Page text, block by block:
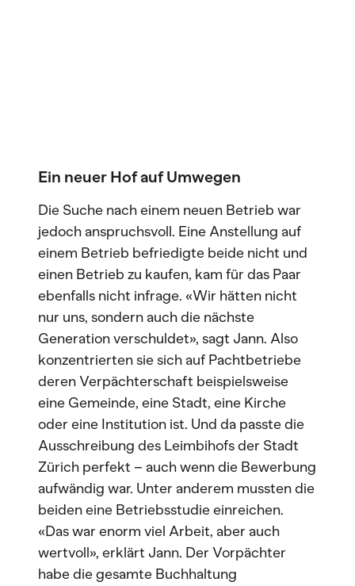
Ein neuer Hof auf Umwegen
Die Suche nach einem neuen Betrieb war
jedoch anspruchsvoll. Eine Anstellung auf
einem Betrieb befriedigte beide nicht und
einen Betrieb zu kaufen, kam für das Paar
ebenfalls nicht infrage. «Wir hätten nicht
nur uns, sondern auch die nächste
Generation verschuldet», sagt Jann. Also
konzentrierten sie sich auf Pachtbetriebe
deren Verpächterschaft beispielsweise
eine Gemeinde, eine Stadt, eine Kirche
oder eine Institution ist. Und da passte die
Ausschreibung des Leimbihofs der Stadt
Zürich perfekt – auch wenn die Bewerbung
aufwändig war. Unter anderem mussten die
beiden eine Betriebsstudie einreichen.
«Das war enorm viel Arbeit, aber auch
wertvoll», erklärt Jann. Der Vorpächter
habe die gesamte Buchhaltung